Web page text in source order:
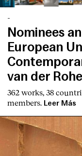
-
Nominees
European
van der
362 works, 38
members. Leer Más